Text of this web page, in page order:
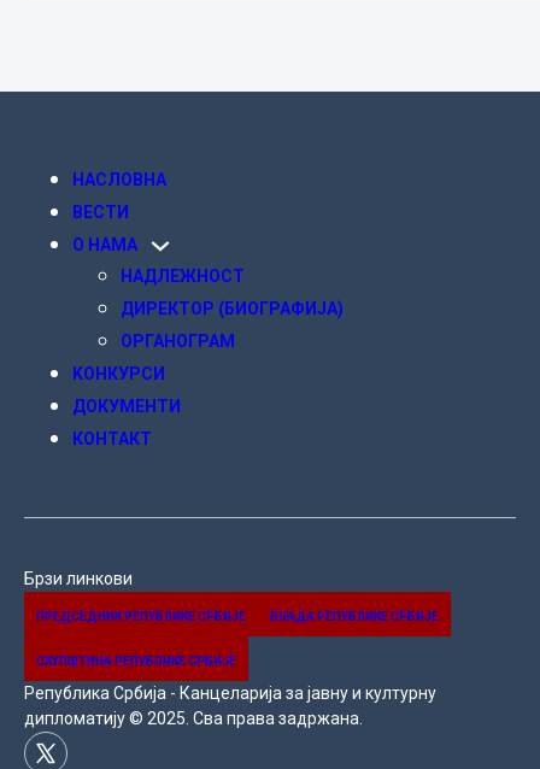
НАСЛОВНА
ВЕСТИ
О НАМА
НАДЛЕЖНОСТ
ДИРЕКТОР (БИОГРАФИЈА)
ОРГАНОГРАМ
KОНКУРСИ
ДОКУМЕНТИ
КОНТАКТ
Брзи линкови
ПРЕДСЕДНИК РЕПУБЛИКЕ СРБИЈЕ ВЛАДA PEПУБЛИКЕ СРБИЈЕ
СКУПШТИНА РЕПУБЛИКЕ СРБИЈЕ
Република Србија - Канцеларија за јавну и културну
дипломатију © 2025. Сва права задржана.